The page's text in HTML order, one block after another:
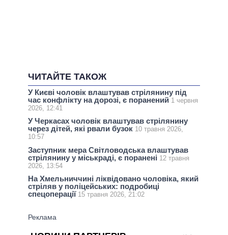
ЧИТАЙТЕ ТАКОЖ
У Києві чоловік влаштував стрілянину під
час конфлікту на дорозі, є поранений 1 червня
2026, 12:41
У Черкасах чоловік влаштував стрілянину
через дітей, які рвали бузок 10 травня 2026,
10:57
Заступник мера Світловодська влаштував
стрілянину у міськраді, є поранені 12 травня
2026, 13:54
На Хмельниччині ліквідовано чоловіка, який
стріляв у поліцейських: подробиці
спецоперації 15 травня 2026, 21:02